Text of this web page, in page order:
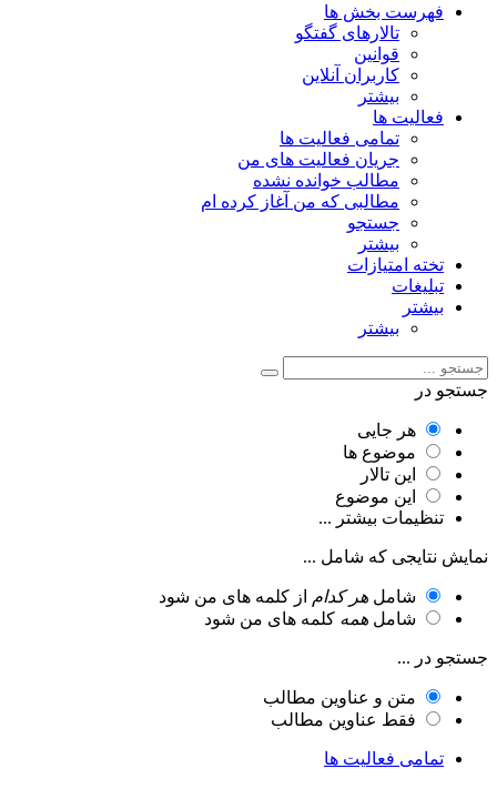
فهرست بخش ها
تالارهای گفتگو
قوانین
کاربران آنلاین
بیشتر
فعالیت ها
تمامی فعالیت ها
جریان فعالیت های من
مطالب خوانده نشده
مطالبی که من آغاز کرده ام
جستجو
بیشتر
تخته امتیازات
تبلیغات
بیشتر
بیشتر
جستجو در
هر جایی
موضوع ها
این تالار
این موضوع
تنظیمات بیشتر ...
نمایش نتایجی که شامل ...
شامل هر کدام از کلمه های من شود
شامل همه کلمه های من شود
جستجو در ...
متن و عناوین مطالب
فقط عناوین مطالب
تمامی فعالیت ها